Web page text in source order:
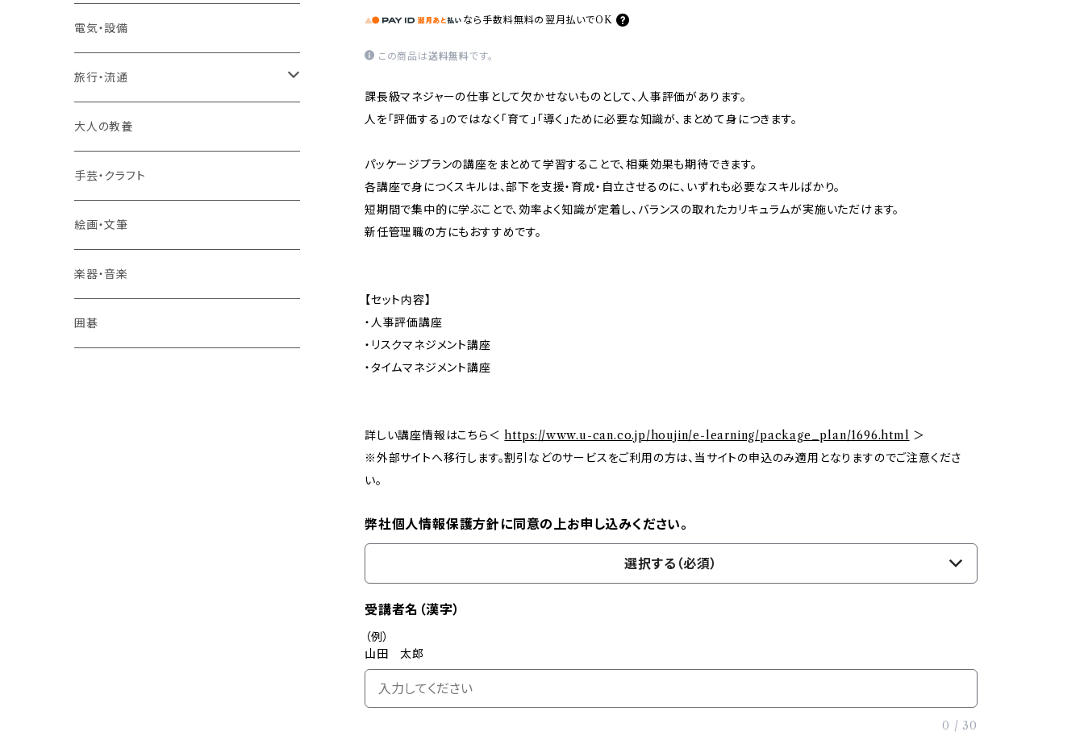
なら 手数料無料の 翌月払いでOK
この商品は送料無料です。
課長級マネジャーの仕事として欠かせないものとして、人事評価があります。
人を「評価する」のではなく「育て」「導く」ために必要な知識が、まとめて身につきます。
パッケージプランの講座をまとめて学習することで、相乗効果も期待できます。
各講座で身につくスキルは、部下を支援・育成・自立させるのに、いずれも必要なスキルばかり。
短期間で集中的に学ぶことで、効率よく知識が定着し、バランスの取れたカリキュラムが実施いただけます。
新任管理職の方にもおすすめです。
【セット内容】
・人事評価講座
・リスクマネジメント講座
・タイムマネジメント講座
詳しい講座情報はこちら＜https://www.u-can.co.jp/houjin/e-learning/package_plan/1696.html ＞
※外部サイトへ移行します。割引などのサービスをご利用の方は、当サイトの申込のみ適用となりますのでご注意くださ
い。
弊社個人情報保護方針に同意の上お申し込みください。
選択する（必須）
受講者名（漢字）
（例）
山田 太郎
0 / 30
2コースまとめて受講
大卒公務員受験対策講座
TOEIC®L&Rテスト対策講座
その他 語学
電気・設備
旅行・流通
旅行業務取扱管理者講座
その他 旅行・流通
大人の教養
手芸・クラフト
絵画・文筆
楽器・音楽
囲碁